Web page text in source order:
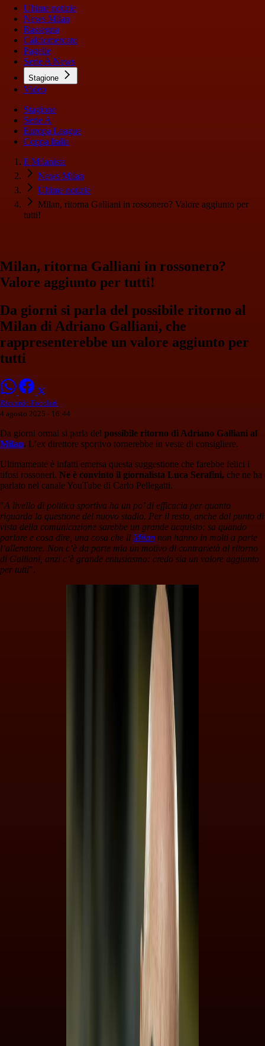
Ultime notizie
News Milan
Rassegna
Calciomercato
Pagelle
Serie A News
Stagione
Video
Stagione
Serie A
Europa League
Coppa Italia
Il Milanista
News Milan
Ultime notizie
Milan, ritorna Galliani in rossonero? Valore aggiunto per
tutti!
Milan, ritorna Galliani in rossonero?
Valore aggiunto per tutti!
Da giorni si parla del possibile ritorno al
Milan di Adriano Galliani, che
rappresenterebbe un valore aggiunto per
tutti
Riccardo Focolari
4 agosto 2025 - 16:44
Da giorni ormai si parla del possibile ritorno di Adriano Galliani al
Milan. L’ex direttore sportivo tornerebbe in veste di consigliere.
Ultimamente è infatti emersa questa suggestione che farebbe felici i
tifosi rossoneri. Ne è convinto il giornalista Luca Serafini, che ne ha
parlato nel canale YouTube di Carlo Pellegatti.
"A livello di politica sportiva ha un po’ di efficacia per quanto
riguarda la questione del nuovo stadio. Per il resto, anche dal punto di
vista della comunicazione sarebbe un grande acquisto: sa quando
parlare e cosa dire, una cosa che il Milan non hanno in molti a parte
l’allenatore. Non c’è da parte mia un motivo di contrarietà al ritorno
di Galliani, anzi c’è grande entusiasmo: credo sia un valore aggiunto
per tutti".